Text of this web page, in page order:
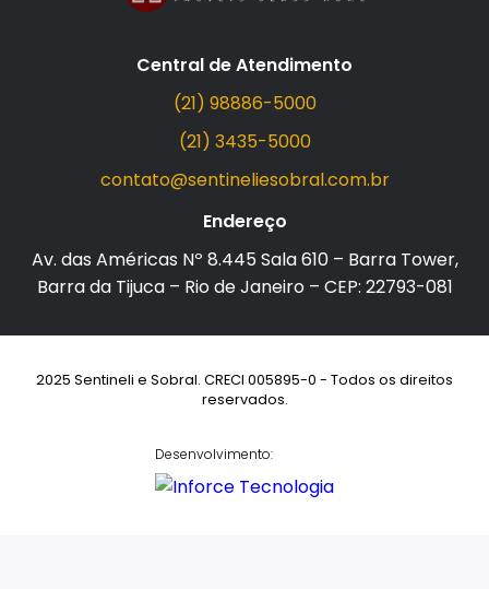
Central de Atendimento
(21) 98886-5000
(21) 3435-5000
contato@sentineliesobral.com.br
Endereço
Av. das Américas Nº 8.445 Sala 610 – Barra Tower,
Barra da Tijuca – Rio de Janeiro – CEP: 22793-081
2025 Sentineli e Sobral. CRECI 005895-0 - Todos os direitos
reservados.
Desenvolvimento: